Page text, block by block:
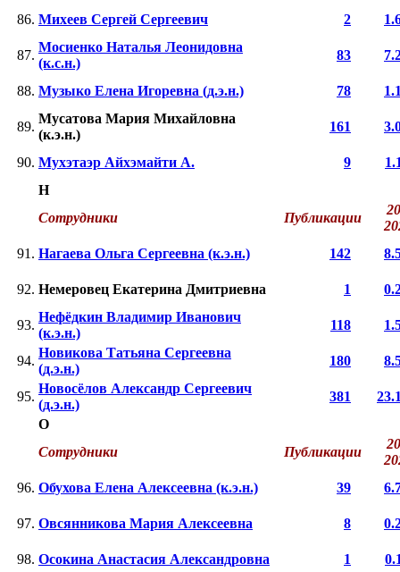
86. Михеев Сергей Сергеевич 2
87.
Мосиенко Наталья Леонидовна
(к.с.н.)
83
88. Музыко Елена Игоревна (д.э.н.) 78
89.
Мусатова Мария Михайловна
(к.э.н.)
161
90. Мухэтаэр Айхэмайти А. 9
Н
Сотрудники
Публикации
91. Нагаева Ольга Сергеевна (к.э.н.) 142
92. Немеровец Екатерина Дмитриевна 1
93.
Нефёдкин Владимир Иванович
(к.э.н.)
118
94.
Новикова Татьяна Сергеевна
(д.э.н.)
180
95.
Новосёлов Александр Сергеевич
(д.э.н.)
381
О
Сотрудники
Публикации
96. Обухова Елена Алексеевна (к.э.н.) 39
97. Овсянникова Мария Алексеевна 8
98. Осокина Анастасия Александровна 1